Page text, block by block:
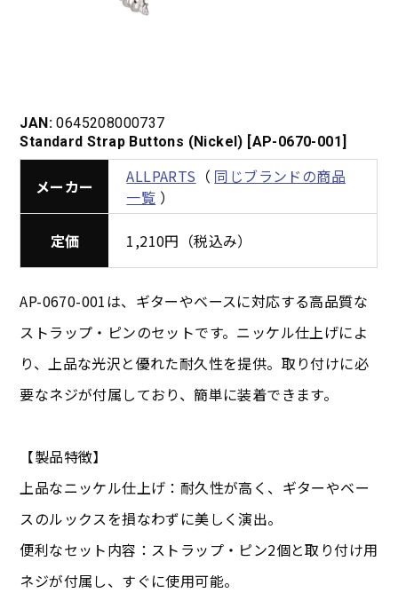
JAN: 0645208000737
Standard Strap Buttons (Nickel) [AP-0670-001]
メーカー ALLPARTS （ 同じブランドの商品
一覧 ）
定価 1,210円（税込み）
AP-0670-001は、ギターやベースに対応する高品質な
ストラップ・ピンのセットです。ニッケル仕上げによ
り、上品な光沢と優れた耐久性を提供。取り付けに必
要なネジが付属しており、簡単に装着できます。
【製品特徴】
上品なニッケル仕上げ：耐久性が高く、ギターやベー
スのルックスを損なわずに美しく演出。
便利なセット内容：ストラップ・ピン2個と取り付け用
ネジが付属し、すぐに使用可能。